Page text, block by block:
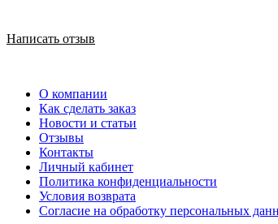
Написать отзыв
О компании
Как сделать заказ
Новости и статьи
Отзывы
Контакты
Личный кабинет
Политика конфиденциальности
Условия возврата
Согласие на обработку персональных